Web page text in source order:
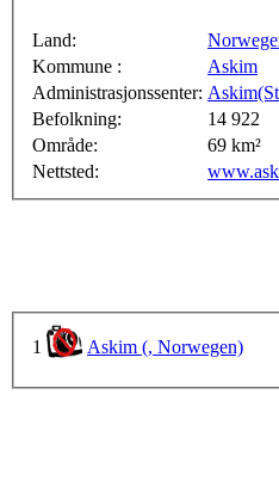
Land:
Kommune :
Askim
Administrasjonssenter:
Befolkning:
14 922
Område:
69 km²
Nettsted:
1 Askim (, Norwegen)